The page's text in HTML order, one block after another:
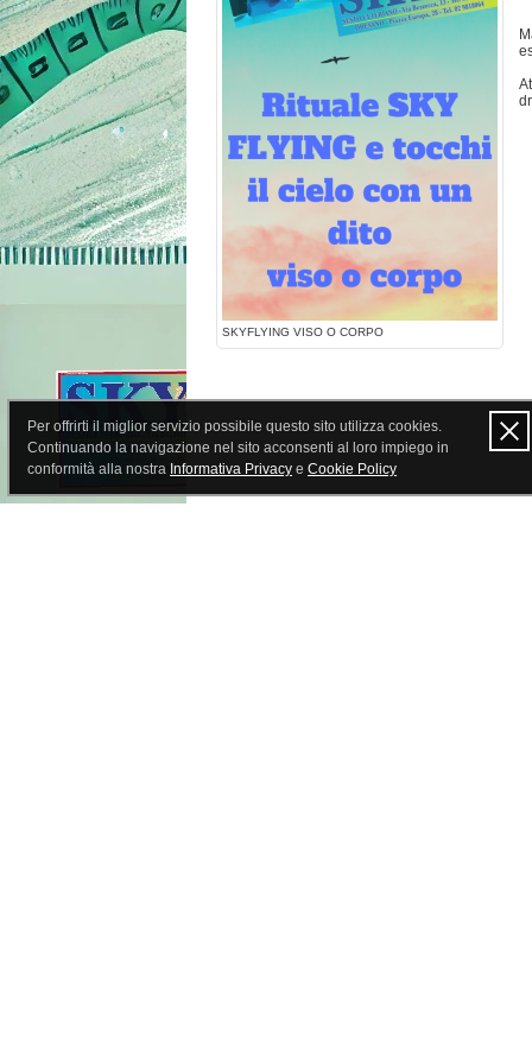
SKYFLYING VISO O CORPO
Per offrirti il miglior servizio possibile questo sito utilizza cookies.
Continuando la navigazione nel sito acconsenti al loro impiego in
conformità alla nostra Informativa Privacy e Cookie Policy